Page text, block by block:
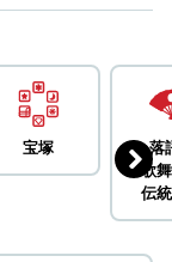
宝塚
落
歌
伝